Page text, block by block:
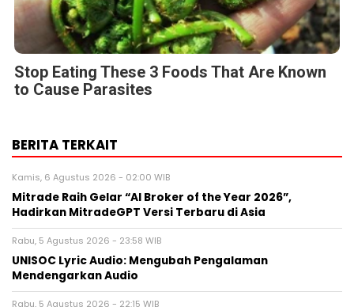
Stop Eating These 3 Foods That Are Known
to Cause Parasites
BERITA TERKAIT
Kamis, 6 Agustus 2026 - 02:00 WIB
Mitrade Raih Gelar “AI Broker of the Year 2026”,
Hadirkan MitradeGPT Versi Terbaru di Asia
Rabu, 5 Agustus 2026 - 23:58 WIB
UNISOC Lyric Audio: Mengubah Pengalaman
Mendengarkan Audio
Rabu, 5 Agustus 2026 - 22:15 WIB